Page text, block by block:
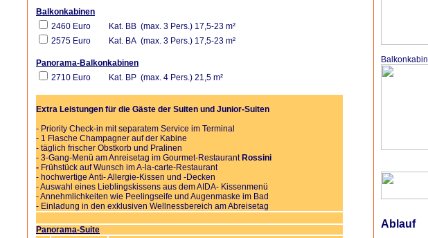
Balkonkabinen
2460 Euro
Kat. BB (max. 3 Pers.) 17,5-23 m²
2575 Euro
Kat. BA (max. 3 Pers.) 17,5-23 m²
Panorama-Balkonkabinen
2710 Euro
Kat. BP (max. 4 Pers.) 21,5 m²
Extra Leistungen für die Gäste der Suiten und Junior-Suiten
- Priority Check-in mit separatem Service im Terminal
- 1 Flasche Champagner auf der Kabine
- täglich frischer Obstkorb und Pralinen
- 3-Gang-Menü am Anreisetag im Gourmet-RestaurantRossini
- Frühstück auf Wunsch im A-la-carte-Restaurant
- hochwertige Anti- Allergie-Kissen und -Decken
- Auswahl eines Lieblingskissens aus dem AIDA- Kissenmenü
- Annehmlichkeiten wie Peelingseife und Augenmaske im Bad
- Einladung in den exklusiven Wellnessbereich am Abreisetag
Panorama-Suite
Ablauf